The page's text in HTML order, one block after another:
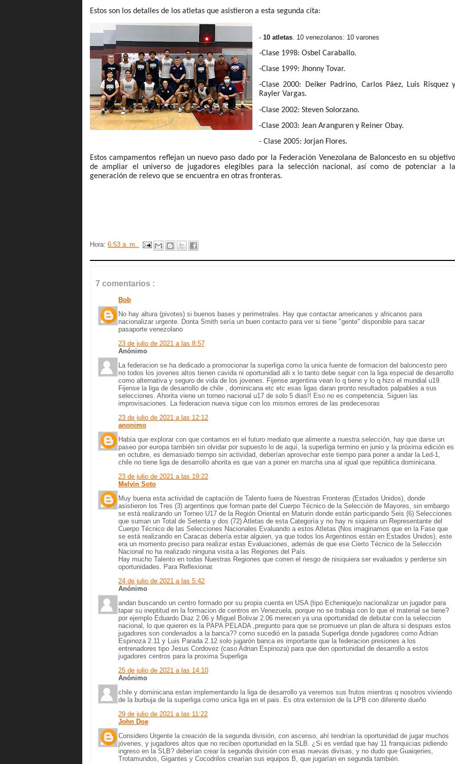
Estos son los detalles de los atletas que asistieron a esta segunda cita:
- 10 atletas . 10 venezolanos: 10 varones
-Clase 1998: Osbel Caraballo.
-Clase 1999: Jhonny Tovar.
-Clase 2000: Deiker Padrino, Carlos Páez, Luis Risquez y
Rayler Vargas.
-Clase 2002: Steven Solorzano.
-Clase 2003: Jean Aranguren y Reiner Obay.
- Clase 2005: Jorjan Flores.
Estos campamentos reflejan un nuevo paso dado por la Federación Venezolana de Baloncesto en su objetivo
de ampliar el universo de jugadores elegibles para la selección nacional, así como de potenciar a la
generación de relevo que se encuentra en otras fronteras.
Hora: 6:53 a. m.
7 comentarios :
Bob
No hay altura (pivotes) si buenos bases y perimetrales. Hay que contactar americanos y africanos para
nacionalizar urgente. Donta Smith sería un buen contacto para ver si tiene "gente" disponible para sacar
pasaporte venezolano
23 de julio de 2021 a las 8:57
Anónimo
La federacion se ha dedicado a promocionar la superliga como la unica fuente de formacion del baloncesto pero
no todos los jovenes altos tienen cavida ni oportunidad alli x lo tanto debe seguir con la liga especial de desarrollo
como alternativa y seguro de vida de los jovenes. Fijense argentina vean lo q tiene y lo q hizo el mundial u19.
Fijense la liga de desarrollo de chile , dominicana etc etc esas ligas daran pronto resultados palpables a sus
selecciones. Ahorita viene un torneo nacional u17 de solo 5 dias!! Eso no es competencia. Siguen las
improvisaciones. La federacion nueva sigue con los mismos errores de las predecesoras
23 de julio de 2021 a las 12:12
anonimo
Había que explorar con que contamos en el futuro mediato que alimente a nuestra selección, hay que darse un
paseo por europa también sin olvidar por supuesto lo de aquí, la superliga termino en junio y la próxima edición es
en octubre, es demasiado tiempo sin actividad, deberían aprovechar este tiempo para poner a andar la Led-1,
chile no tiene liga de desarrollo ahorita es que van a poner en marcha una al igual que república dominicana.
23 de julio de 2021 a las 19:22
Melvin Soto
Muy buena esta actividad de captación de Talento fuera de Nuestras Fronteras (Estados Unidos), donde
asistieron los Tres (3) argentinos que forman parte del Cuerpo Técnico de la Selección de Mayores, sin embargo
se está realizando un Torneo U17 de la Región Oriental en Maturin donde están participando Seis (6) Selecciones
que suman un Total de Setenta y dos (72) Atletas de esta Categoría y no hay ni siquiera un Representante del
Cuerpo Técnico de las Selecciones Nacionales Evaluando a estos Atletas (Nos imaginamos que en la Fase que
se está realizando en Caracas debería estar alguien, ya que todos los Argentinos están en Estados Unidos), este
era un momento preciso para realizar estas Evaluaciones, además de que ese Cierto Técnico de la Selección
Nacional no ha realizado ninguna visita a las Regiones del País.
Hay mucho Talento en todas Nuestras Regiones que corren el riesgo de nisiquiera ser evaluados y perderse sin
oportunidades. Para Reflexionar.
24 de julio de 2021 a las 5:42
Anónimo
andan buscando un centro formado por su propia cuenta en USA (tipo Echenique)o nacionalizar un jugador para
tapar su ineptitud en la formacion de centros en Venezuela, porque no se trabaja con lo que el material se tiene?
por ejemplo Eduardo Diaz 2.06 y Miguel Bolivar 2.06 merecen ya una oportunidad de debutar con la seleccion
nacional, lo que quieren es la PAPA PELADA ,pregunto para que se promueve un plan de altura si despues estos
jugadores son condenados a la banca?? como sucedió en la pasada Superliga donde jugadores como Adrian
Espinoza 2.11 y Luis Parada 2.12 solo jugarón banca es importante que la federacion presiones a los
entrenadores tipo Jesus Cordovez (caso Adrian Espinoza) para que den oportunidad de desarrollo a estos
jugadores centros para la proxima Superliga
25 de julio de 2021 a las 14:10
Anónimo
chile y dominicana estan implementando la liga de desarrollo ya veremos sus frutos mientras q nosotros viviendo
de la burbuja de la superliga como unica liga en el pais. Es otra extension de la LPB con diferente dueño
29 de julio de 2021 a las 11:22
John Doe
Considero Urgente la creación de la segunda división, con ascenso, ahí tendrían la oportunidad de jugar muchos
jóvenes, y jugadores altos que no reciben oportunidad en la SLB. ¿Si es verdad que hay 11 franquicias pidiendo
ingreso en la SLB? deberían crear la segunda división con esas nuevas divisas, y no dudo que Guaiqeries,
Trotamundos, Gigantes y Cocodrilos crearían sus equipos B, que jugarían en segunda también.